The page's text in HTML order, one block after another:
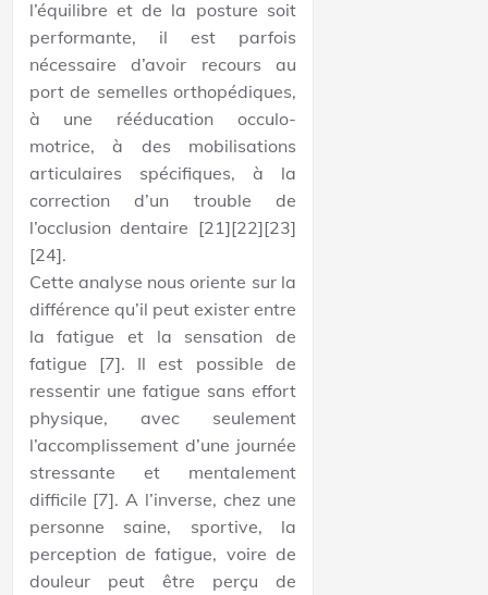
l’équilibre et de la posture soit
performante, il est parfois
nécessaire d’avoir recours au
port de semelles orthopédiques,
à une rééducation occulo-
motrice, à des mobilisations
articulaires spécifiques, à la
correction d’un trouble de
l’occlusion dentaire [21][22][23]
[24].
Cette analyse nous oriente sur la
différence qu’il peut exister entre
la fatigue et la sensation de
fatigue [7]. Il est possible de
ressentir une fatigue sans effort
physique, avec seulement
l’accomplissement d’une journée
stressante et mentalement
difficile [7]. A l’inverse, chez une
personne saine, sportive, la
perception de fatigue, voire de
douleur peut être perçu de